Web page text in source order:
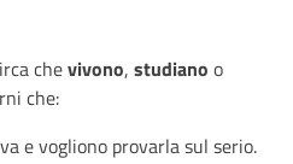
chevivono, studiano o
che:
e vogliono provarla sul serio.